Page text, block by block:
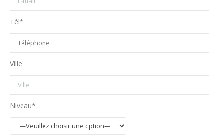
Tél*
Ville
Niveau*